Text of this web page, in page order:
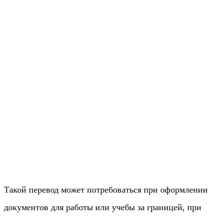
Такой перевод может потребоваться при оформлении
документов для работы или учебы за границей, при